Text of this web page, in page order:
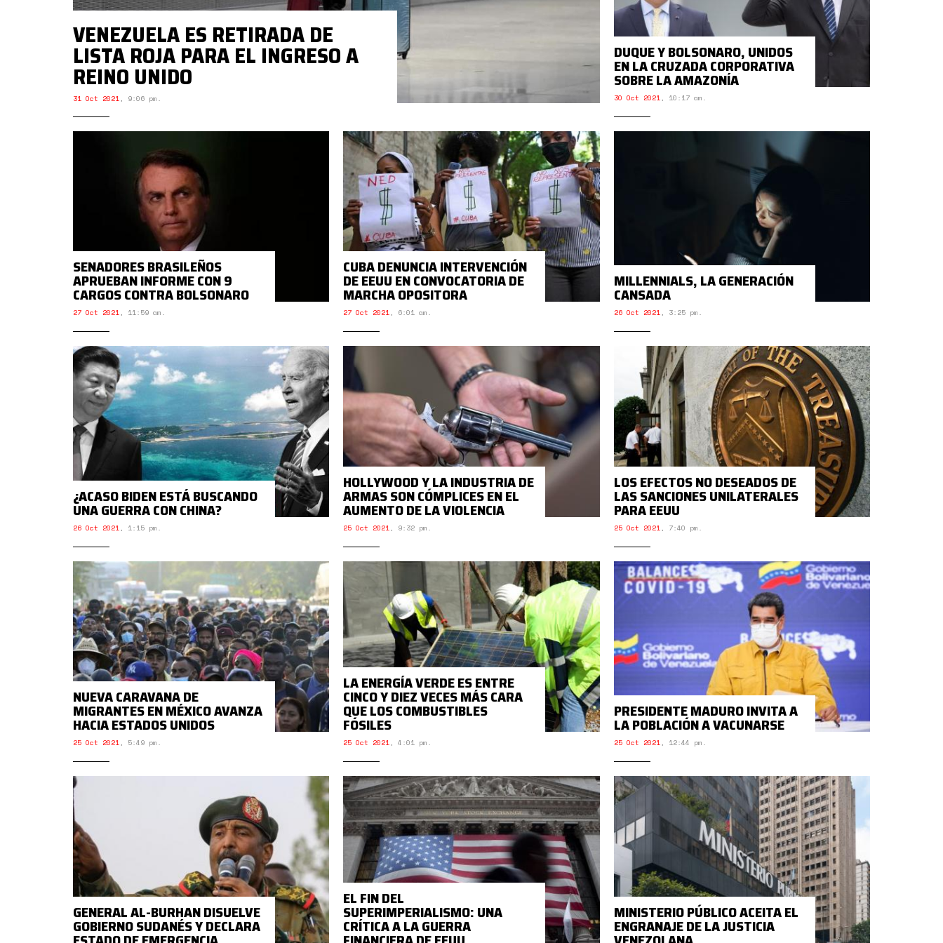
VENEZUELA ES RETIRADA DE
LISTA ROJA PARA EL INGRESO A
REINO UNIDO
31 Oct 2021, 9:06 pm.
DUQUE Y BOLSONARO, UNIDOS
EN LA CRUZADA CORPORATIVA
SOBRE LA AMAZONÍA
30 Oct 2021, 10:17 am.
SENADORES BRASILEÑOS
APRUEBAN INFORME CON 9
CARGOS CONTRA BOLSONARO
27 Oct 2021, 11:59 am.
CUBA DENUNCIA INTERVENCIÓN
DE EEUU EN CONVOCATORIA DE
MARCHA OPOSITORA
27 Oct 2021, 6:01 am.
MILLENNIALS, LA GENERACIÓN
CANSADA
26 Oct 2021, 3:25 pm.
¿ACASO BIDEN ESTÁ BUSCANDO
UNA GUERRA CON CHINA?
26 Oct 2021, 1:15 pm.
HOLLYWOOD Y LA INDUSTRIA DE
ARMAS SON CÓMPLICES EN EL
AUMENTO DE LA VIOLENCIA
25 Oct 2021, 9:32 pm.
LOS EFECTOS NO DESEADOS DE
LAS SANCIONES UNILATERALES
PARA EEUU
25 Oct 2021, 7:40 pm.
NUEVA CARAVANA DE
MIGRANTES EN MÉXICO AVANZA
HACIA ESTADOS UNIDOS
25 Oct 2021, 5:49 pm.
LA ENERGÍA VERDE ES ENTRE
CINCO Y DIEZ VECES MÁS CARA
QUE LOS COMBUSTIBLES
FÓSILES
25 Oct 2021,4:01 pm.
PRESIDENTE MADURO INVITA A
LA POBLACIÓN A VACUNARSE
25 Oct 2021, 12:44 pm.
GENERAL AL-BURHAN DISUELVE
GOBIERNO SUDANÉS Y DECLARA
EL FIN DEL
SUPERIMPERIALISMO: UNA
CRÍTICA A LA GUERRA
MINISTERIO PÚBLICO ACEITA EL
ENGRANAJE DE LA JUSTICIA